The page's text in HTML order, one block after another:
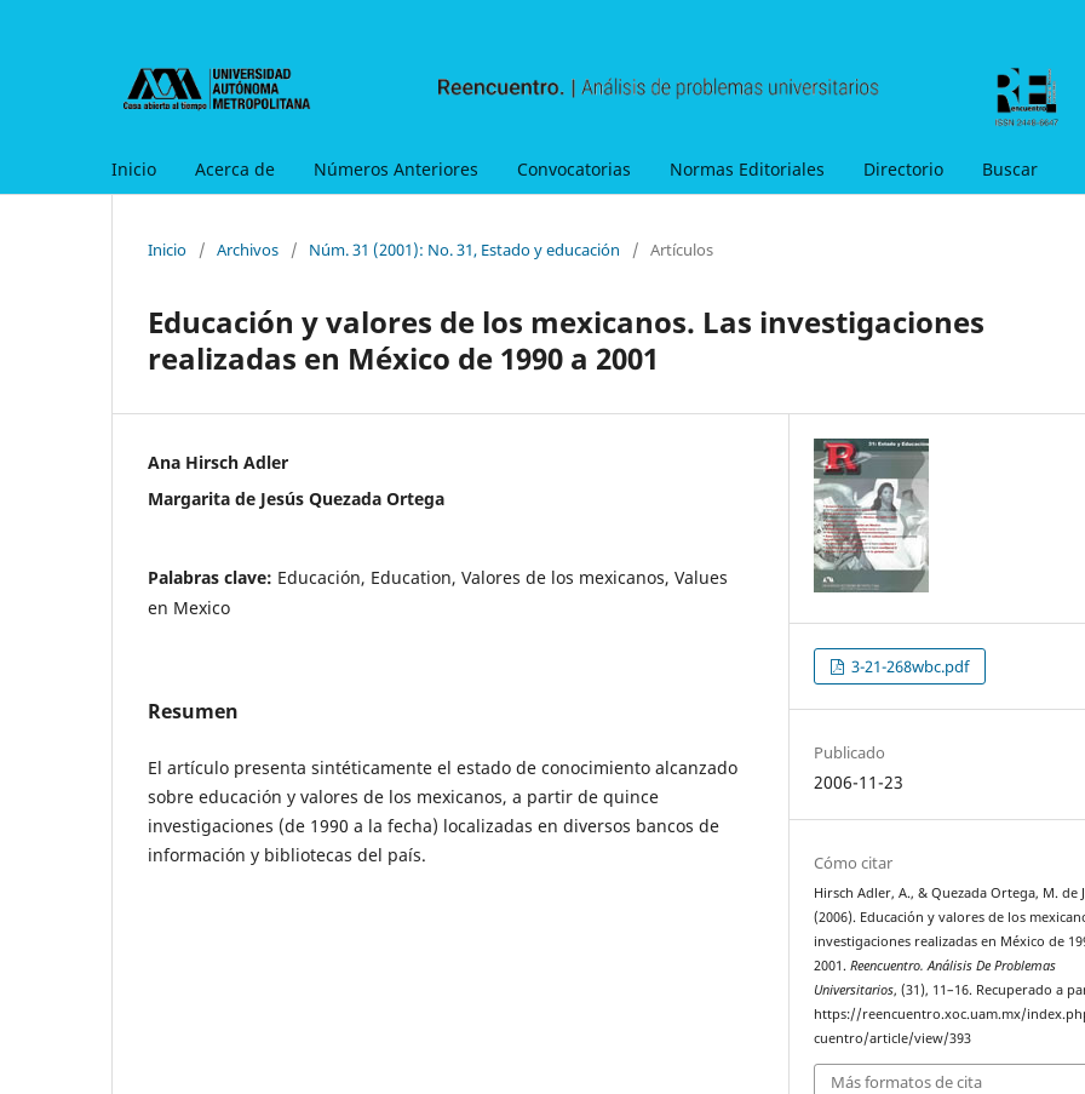
Inicio Acerca de Números Anteriores Convocatorias Normas Editoriales Directorio Buscar
Inicio / Archivos / Núm. 31 (2001): No. 31, Estado y educación / Artículos
Educación y valores de los mexicanos. Las investigaciones
realizadas en México de 1990 a 2001
Ana Hirsch Adler
Margarita de Jesús Quezada Ortega
Palabras clave: Educación, Education, Valores de los mexicanos, Values
en Mexico
Resumen
El artículo presenta sintéticamente el estado de conocimiento alcanzado
sobre educación y valores de los mexicanos, a partir de quince
investigaciones (de 1990 a la fecha) localizadas en diversos bancos de
información y bibliotecas del país.
3-21-268wbc.pdf
Publicado
2006-11-23
Cómo citar
Hirsch Adler, A., & Quezada Ortega, M. de
(2006). Educación y valores de los
investigaciones realizadas en México de
2001.Reencuentro. Análisis De Problemas
Universitarios, (31), 11–16. Recuperado a
https://reencuentro.xoc.uam.mx/
cuentro/article/view/393
Más formatos de cita